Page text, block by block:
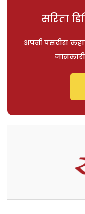
सरिता
अपनी पसंदीदा